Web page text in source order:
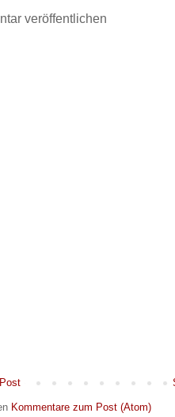
veröffentlichen
Kommentare zum Post (Atom)